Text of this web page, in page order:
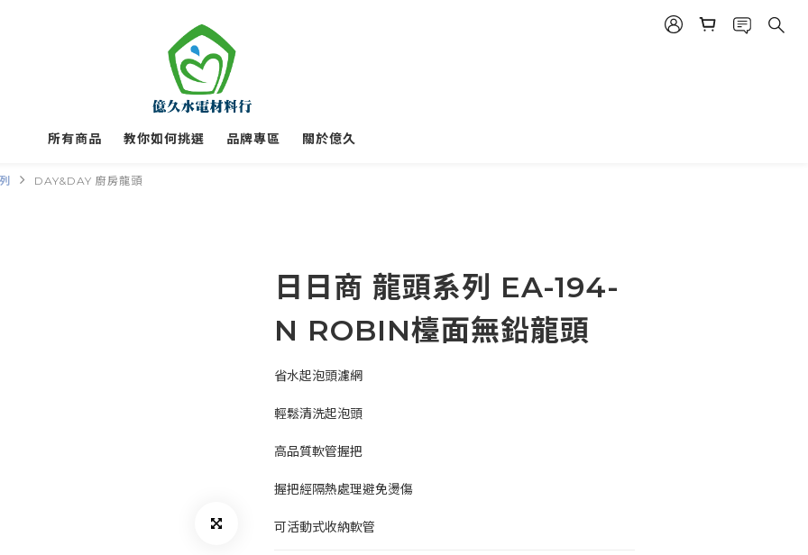
所有商品 教你如何挑選 品牌專區 關於億久
DAY&DAY 廚房龍頭
日日商 龍頭系列 EA-194-
N ROBIN檯面無鉛龍頭
省水起泡頭濾網
輕鬆清洗起泡頭
高品質軟管握把
握把經隔熱處理避免燙傷
可活動式收納軟管